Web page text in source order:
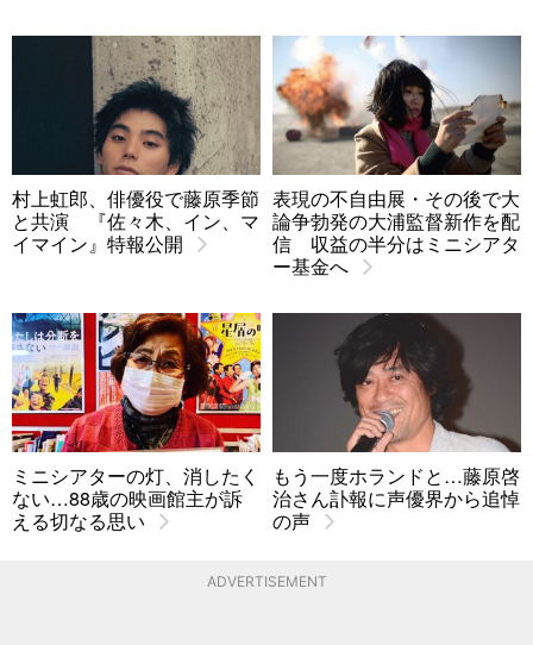
村上虹郎、俳優役で藤原季節
と共演 『佐々木、イン、マ
イマイン』特報公開
表現の不自由展・その後で大
論争勃発の大浦監督新作を配
信 収益の半分はミニシアタ
ー基金へ
ミニシアターの灯、消したく
ない…88歳の映画館主が訴
える切なる思い
もう一度ホランドと…藤原啓
治さん訃報に声優界から追悼
の声
ADVERTISEMENT